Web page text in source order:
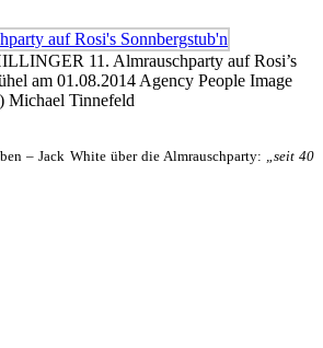
11. Almrauschparty auf Rosi’s
am 01.08.2014 Agency People Image
Michael Tinnefeld
– Jack White über die Almrauschparty: „seit 40